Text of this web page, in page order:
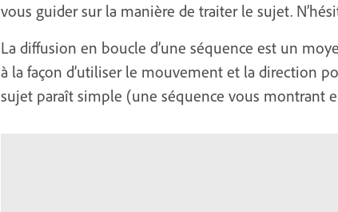
vous guider sur la manière de traiter le sujet.
La diffusion en boucle d’une séquence est un
à la façon d’utiliser le mouvement et la direction
sujet paraît simple (une séquence vous montrant